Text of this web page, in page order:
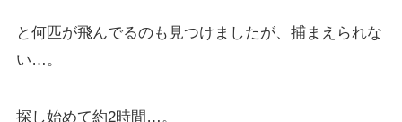
と何匹が飛んでるのも見つけましたが、捕まえられな
い…。
探し始めて約2時間…。